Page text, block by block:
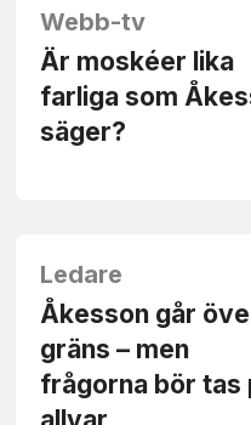
Webb-tv
Är moskéer lika
farliga som
säger?
Ledare
Åkesson går
gräns – men
frågorna bör tas